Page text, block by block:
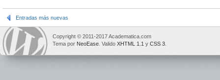
Entradas más nuevas
Copyright © 2011-2017 Academatica.com
Tema por NeoEase . Valido XHTML 1.1 y CSS 3